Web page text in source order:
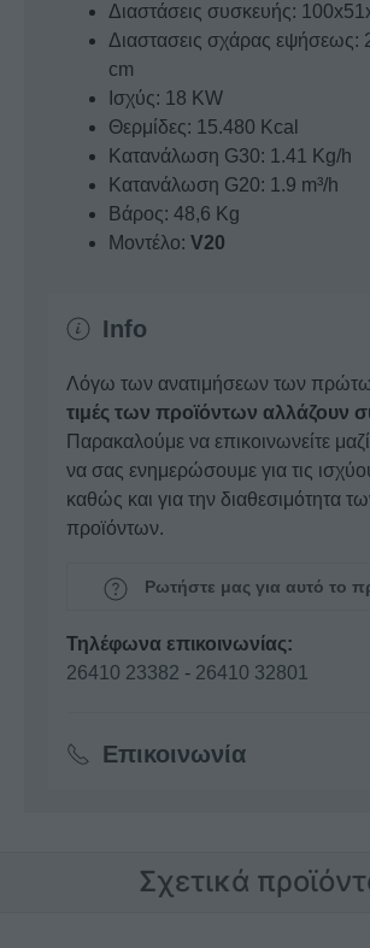
Διαστάσεις συσκευής:
Διαστασεις σχάρας εψήσεως:
cm
Ισχύς: 18 KW
Θερμίδες: 15.480 Kcal
Κατανάλωση G30: 1.41 Kg/h
Κατανάλωση G20: 1.9 m³/h
Βάρος: 48,6 Kg
Μοντέλο: V20
Info
Λόγω των ανατιμήσεων των
τιμές των προϊόντων αλλάζουν
Παρακαλούμε να επικοινωνείτε
να σας ενημερώσουμε για τις
καθώς και για την διαθεσιμότητα
προϊόντων.
Ρωτήστε μας για αυτό το
Τηλέφωνα επικοινωνίας:
26410 23382 - 26410 32801
Επικοινωνία
Σχετικά